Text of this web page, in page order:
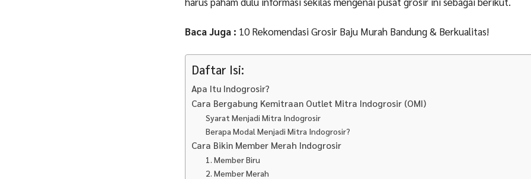
Baca Juga : 10 Rekomendasi Grosir Baju Murah Bandung & Berkualitas!
Daftar Isi:
Apa Itu Indogrosir?
Cara Bergabung Kemitraan Outlet Mitra Indogrosir (OMI)
Syarat Menjadi Mitra Indogrosir
Berapa Modal Menjadi Mitra Indogrosir?
Cara Bikin Member Merah Indogrosir
1. Member Biru
2. Member Merah